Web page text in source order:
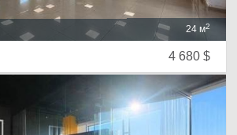
24 м2
4 680 $